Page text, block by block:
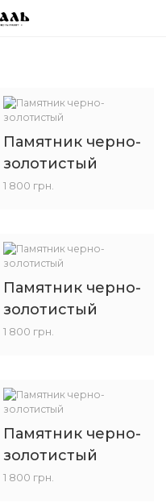
Памятник черно-
золотистый
1 800 грн.
Памятник черно-
золотистый
1 800 грн.
Памятник черно-
золотистый
1 800 грн.